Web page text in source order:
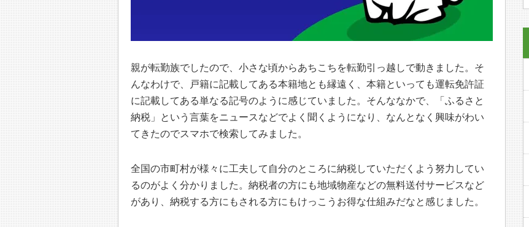
親が転勤族でしたので、小さな頃からあちこちを転勤引っ越しで動きました。そ
んなわけで、戸籍に記載してある本籍地とも縁遠く、本籍といっても運転免許証
に記載してある単なる記号のように感じていました。そんななかで、「ふるさと
納税」という言葉をニュースなどでよく聞くようになり、なんとなく興味がわい
てきたのでスマホで検索してみました。
全国の市町村が様々に工夫して自分のところに納税していただくよう努力してい
るのがよく分かりました。納税者の方にも地域物産などの無料送付サービスなど
があり、納税する方にもされる方にもけっこうお得な仕組みだなと感じました。